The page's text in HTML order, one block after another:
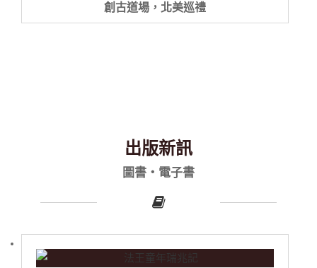
創古道場，北美巡禮
出版新訊
圖書・電子書